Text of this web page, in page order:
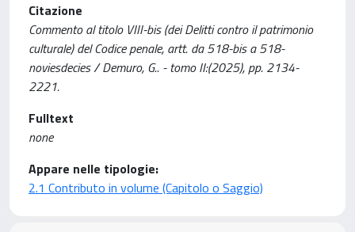
Citazione
Commento al titolo VIII-bis (dei Delitti contro il patrimonio
culturale) del Codice penale, artt. da 518-bis a 518-
noviesdecies / Demuro, G.. - tomo II:(2025), pp. 2134-
2221.
Fulltext
none
Appare nelle tipologie:
2.1 Contributo in volume (Capitolo o Saggio)